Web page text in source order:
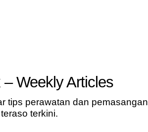
– Weekly Articles
tips perawatan dan pemasangan
teraso terkini.